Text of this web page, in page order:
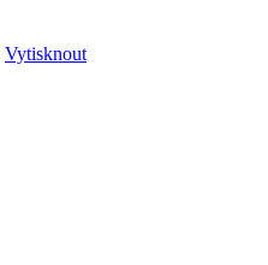
Vytisknout